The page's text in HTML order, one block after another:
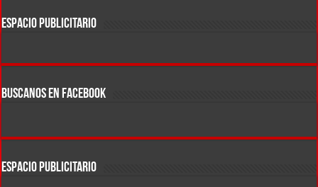
ESPACIO PUBLICITARIO
BUSCANOS EN FACEBOOK
ESPACIO PUBLICITARIO